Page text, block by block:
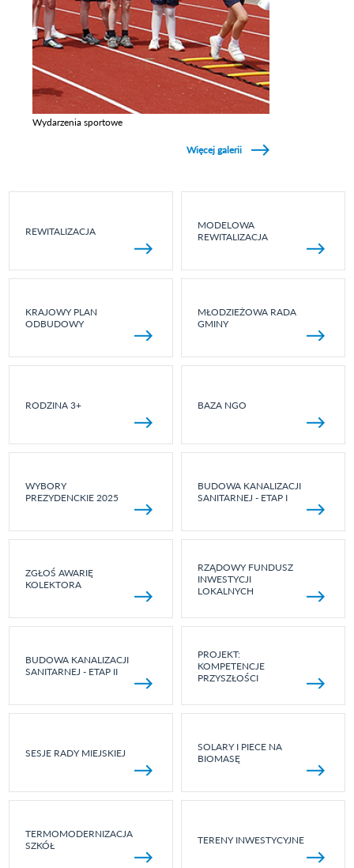
Wydarzenia sportowe
Więcej galerii
REWITALIZACJA
MODELOWA
REWITALIZACJA
KRAJOWY PLAN
ODBUDOWY
MŁODZIEŻOWA RADA
GMINY
RODZINA 3+ BAZA NGO
WYBORY
PREZYDENCKIE 2025
BUDOWA KANALIZACJI
SANITARNEJ - ETAP I
ZGŁOŚ AWARIĘ
KOLEKTORA
RZĄDOWY FUNDUSZ
INWESTYCJI
LOKALNYCH
BUDOWA KANALIZACJI
SANITARNEJ - ETAP II
PROJEKT:
KOMPETENCJE
PRZYSZŁOŚCI
SESJE RADY MIEJSKIEJ
SOLARY I PIECE NA
BIOMASĘ
TERMOMODERNIZACJA
SZKÓŁ
TERENY INWESTYCYJNE